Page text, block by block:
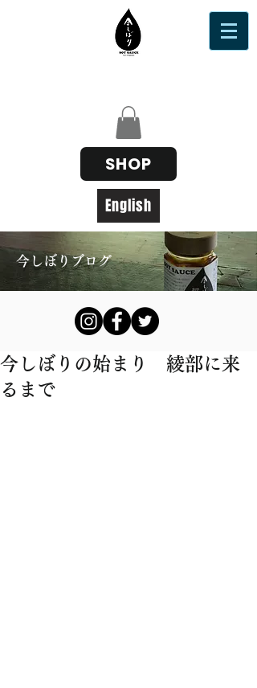
SHOP
English
今しぼりブログ
今しぼりの始まり 綾部に来
るまで